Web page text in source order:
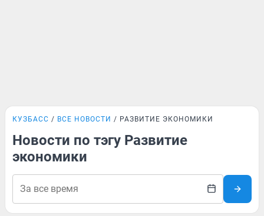
КУЗБАСС ВСЕ НОВОСТИ РАЗВИТИЕ ЭКОНОМИКИ
Новости по тэгу Развитие
экономики